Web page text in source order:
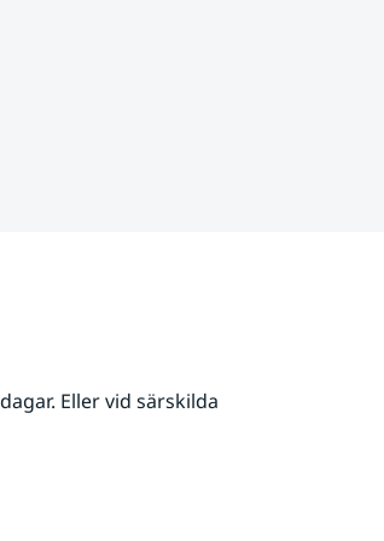
Eller vid särskilda